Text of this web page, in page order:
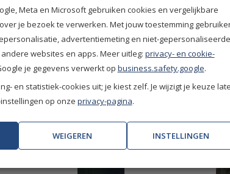
Komar Home Jungle Night
X4-1027 Behang
100,33 85,28per stuk
Behang Élitis
Croco Galuchat
189,-per rol
Meta en Microsoft gebruiken cookies en vergelijkbare
je bezoek te verwerken. Met jouw toestemming
advertentiemeting en niet-gepersonaliseerde
websites en apps. Meer uitleg: privacy- en cookie-
je gegevens verwerkt op business.safety.google.
en statistiek-cookies uit; je kiest zelf. Je wijzigt je keuze
op onze privacy-pagina.
WEIGEREN INSTELLINGEN